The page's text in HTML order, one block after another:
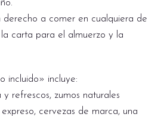
amplia terraza con piscina,
un mayordomo privado.
para satisfacer las
exigentes. (Capacidad
de bebidas
aplicable en suplementos de
todo incluido o personas
derecho a comer en cualquiera de
la carta para el almuerzo y la
incluido» incluye:
refrescos, zumos naturales
cervezas de marca, una